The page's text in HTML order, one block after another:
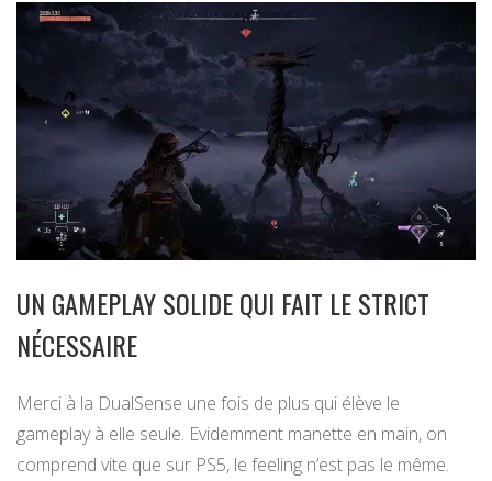
UN GAMEPLAY SOLIDE QUI FAIT LE STRICT
NÉCESSAIRE
Merci à la DualSense une fois de plus qui élève le
gameplay à elle seule. Evidemment manette en main, on
comprend vite que sur PS5, le feeling n’est pas le même.